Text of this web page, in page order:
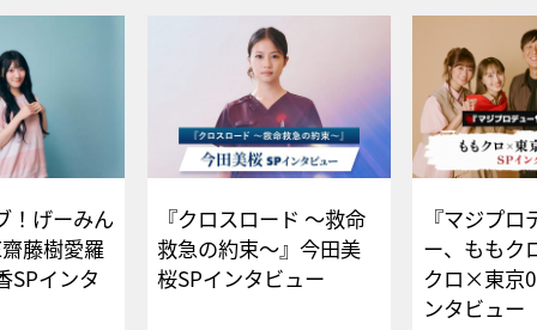
！げーみん
藤樹愛羅
SPインタ
『クロスロード ～救命
救急の約束～』今田美
桜SPインタビュー
『マジプロ
ー、ももク
クロ×東京
ンタビュー